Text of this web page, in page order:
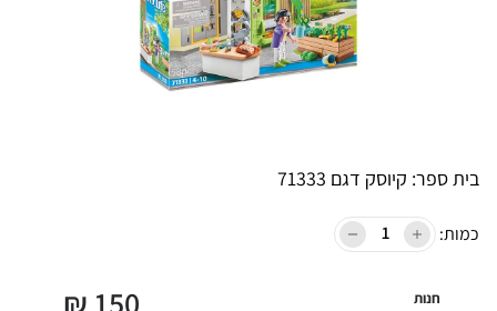
בית ספר: קיוסק דגם 71333
כמות:
חנות 150
₪